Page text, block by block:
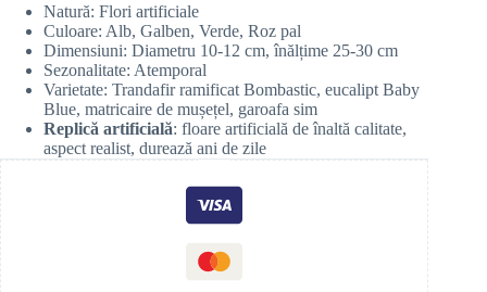
Natură: Flori artificiale
Culoare: Alb, Galben, Verde, Roz pal
Dimensiuni: Diametru 10-12 cm, înălțime 25-30 cm
Sezonalitate: Atemporal
Varietate: Trandafir ramificat Bombastic, eucalipt Baby
Blue, matricaire de mușețel, garoafa sim
Replică artificială: floare artificială de înaltă calitate,
aspect realist, durează ani de zile